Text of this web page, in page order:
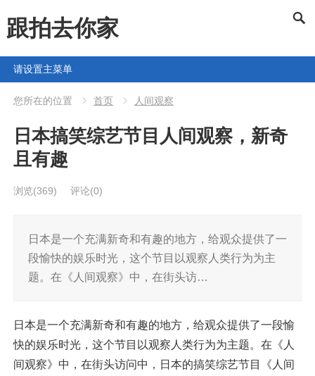
跟拍去你家
请设置主菜单
您所在的位置 首页 人间观察
日本搞笑综艺节目人间观察，新奇
且有趣
浏览(369) 评论(0)
日本是一个充满新奇和有趣的地方，给观众提供了一
段愉快的娱乐时光，这个节目以观察人类行为为主
题。在《人间观察》中，在街头访…
日本是一个充满新奇和有趣的地方，给观众提供了一段愉
快的娱乐时光，这个节目以观察人类行为为主题。在《人
间观察》中，在街头访问中，日本的搞笑综艺节目《人间